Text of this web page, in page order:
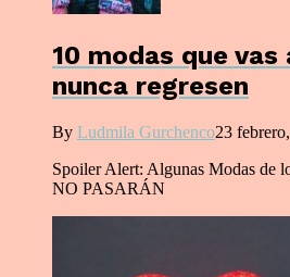
10 modas que
nunca regresen
By Ludmila Gurchenco23
Spoiler Alert: Algunas Modas de
NO PASARÁN